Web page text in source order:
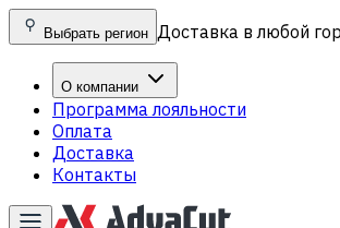
Выбрать регион Доставка в любой
О компании
Программа лояльности
Оплата
Доставка
Контакты